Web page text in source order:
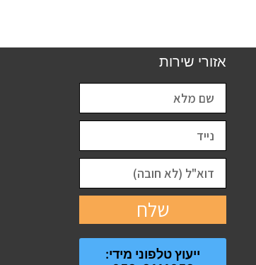
אזורי שירות
שלח
ייעוץ טלפוני מידי: